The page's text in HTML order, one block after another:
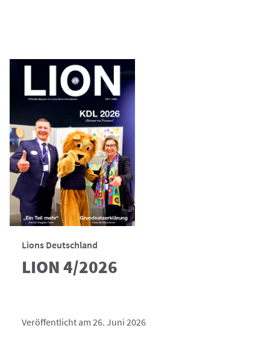
Lions Deutschland
LION 4/2026
Veröffentlicht am 26. Juni 2026